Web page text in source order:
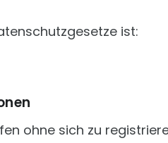
ist:
ohne sich zu